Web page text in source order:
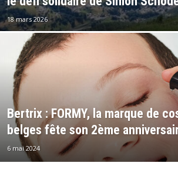
18 mars 2026
Bertrix : FORMY, la marque de
belges fête son 2ème
6 mai 2024